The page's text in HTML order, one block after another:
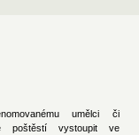
umělci či
poštěstí vystoupit ve